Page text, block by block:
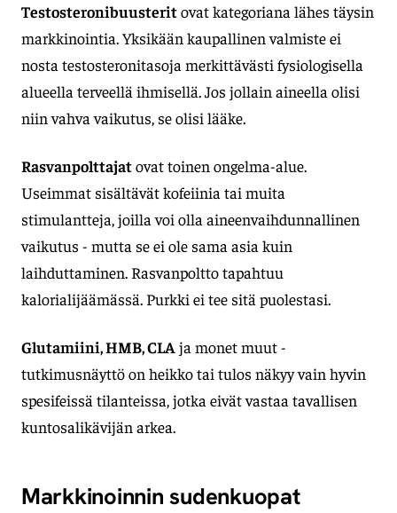
Testosteronibuusteritovat kategoriana lähes täysin
markkinointia. Yksikään kaupallinen valmiste ei
nosta testosteronitasoja merkittävästi fysiologisella
alueella terveellä ihmisellä. Jos jollain aineella olisi
niin vahva vaikutus, se olisi lääke.
Rasvanpolttajatovat toinen ongelma-alue.
Useimmat sisältävät kofeiinia tai muita
stimulantteja, joilla voi olla aineenvaihdunnallinen
vaikutus - mutta se ei ole sama asia kuin
laihduttaminen. Rasvanpoltto tapahtuu
kalorialijäämässä. Purkki ei tee sitä puolestasi.
Glutamiini, HMB, CLA ja monet muut -
tutkimusnäyttö on heikko tai tulos näkyy vain hyvin
spesifeissä tilanteissa, jotka eivät vastaa tavallisen
kuntosalikävijän arkea.
Markkinoinnin sudenkuopat